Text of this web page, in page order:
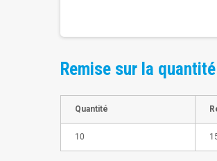
Remise sur la quantité
Quantité
10